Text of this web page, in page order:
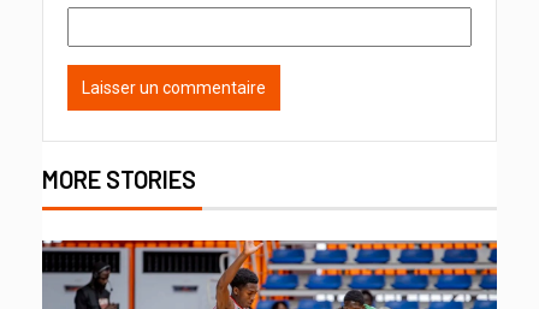
MORE STORIES